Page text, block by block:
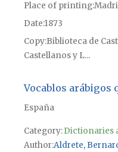
Place of printing
Date1873
CopyBiblioteca de
Castellanos y L...
Vocablos arábigos
España
Category:Dictionaries
Author Aldrete,